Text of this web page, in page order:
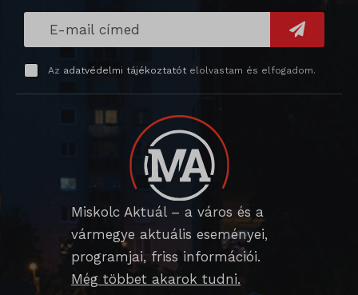
Az adatvédelmi tájékoztatótelolvastam és elfogadom.
Miskolc Aktuál – a város és a
vármegye aktuális eseményei,
programjai, friss információi.
Még többet akarok tudni.
SLO_G_WPT_TO
SLO_GWPT_Show_Hide_tmp
SLO_wptGlobTipTmp